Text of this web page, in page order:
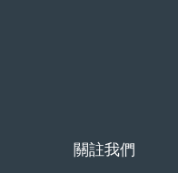
關註我們